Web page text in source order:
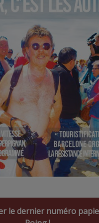
le dernier numéro